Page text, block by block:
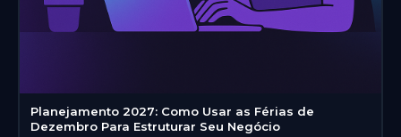
Planejamento 2027: Como Usar as Férias de
Dezembro Para Estruturar Seu Negócio